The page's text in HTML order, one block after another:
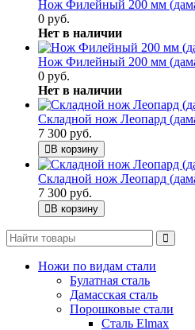
Нож Филейный 200 мм
0 руб.
Нет в наличии
Нож Филейный 200 мм
0 руб.
Нет в наличии
Складной нож Леопард
7 300 руб.
В корзину
Складной нож Леопард
7 300 руб.
В корзину
Ножи по видам стали
Булатная сталь
Дамасская сталь
Порошковые стали
Сталь Elmax